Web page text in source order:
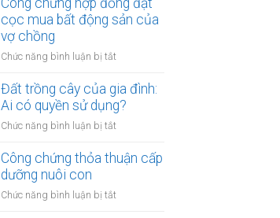
từ
ngân
chồng
kế
với
sản
trong
mới
Công chứng hợp đồng đặt
cọc mua bất động sản của
vợ chồng
Chức năng bình luận bị tắt
chứng
hợp
đồng
đặt
mua
Đất trồng cây của gia đình:
Ai có quyền sử dụng?
Chức năng bình luận bị tắt
trồng
gia
Công chứng thỏa thuận cấp
dưỡng nuôi con
Chức năng bình luận bị tắt